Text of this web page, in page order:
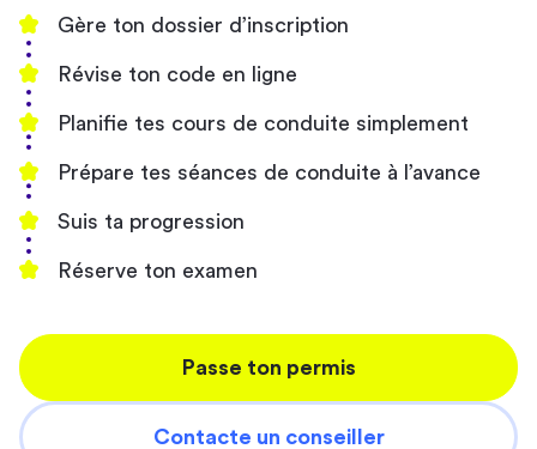
Gère ton dossier d’inscription
Révise ton code en ligne
Planifie tes cours de conduite simplement
Prépare tes séances de conduite à l’avance
Suis ta progression
Réserve ton examen
Passe ton permis
Contacte un conseiller